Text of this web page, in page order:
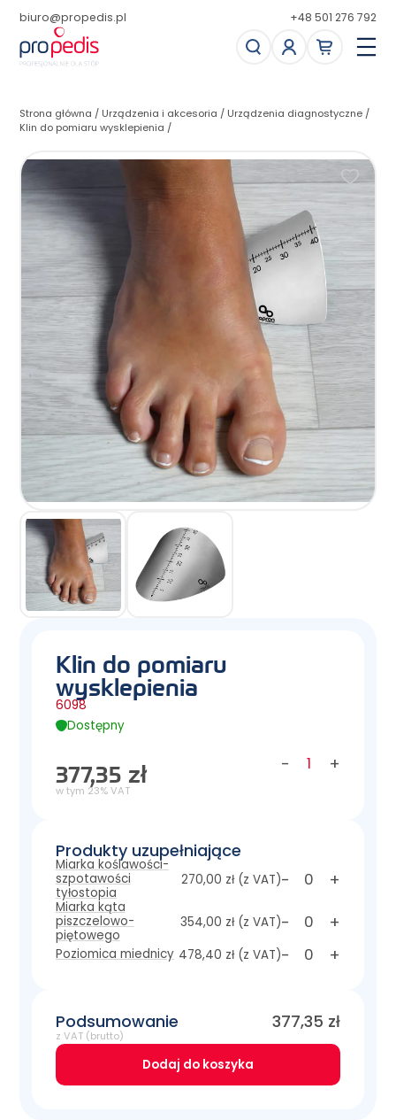
biuro@propedis.pl +48 501 276 792
Strona główna / Urządzenia i akcesoria / Urządzenia diagnostyczne /
Klin do pomiaru wysklepienia /
Klin do pomiaru
wysklepienia
6098
Dostępny
- +
377,35 zł
w tym 23% VAT
Produkty uzupełniające
Miarka koślawości-
szpotawości
tyłostopia
270,00 zł (z VAT)- +
Miarka kąta
piszczelowo-
piętowego
354,00 zł (z VAT)- +
Poziomica miednicy 478,40 zł (z VAT)- +
Podsumowanie
z VAT (brutto)
377,35 zł
Dodaj do koszyka